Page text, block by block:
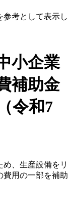
参考として表示し
小企業
補助金
令和7
、生産設備をリ
費用の一部を補助